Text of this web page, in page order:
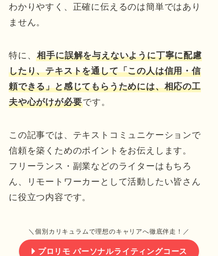
わかりやすく、正確に伝えるのは簡単ではあり
ません。
特に、相手に誤解を与えないように丁寧に配慮
したり、テキストを通して「この人は信用・信
頼できる」と感じてもらうためには、相応の工
夫や心がけが必要です。
この記事では、テキストコミュニケーションで
信頼を築くためのポイントをお伝えします。
フリーランス・副業などのライターはもちろ
ん、リモートワーカーとして活動したい皆さん
に役立つ内容です。
＼個別カリキュラムで理想のキャリアへ徹底伴走！／
プロリモ パーソナルライティングコース